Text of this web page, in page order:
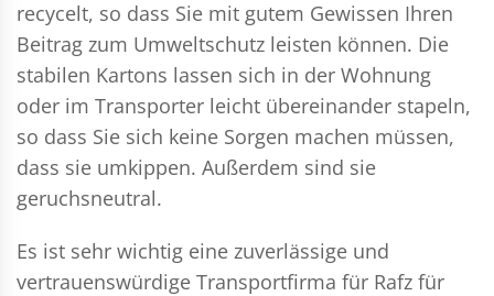
recycelt, so dass Sie mit gutem Gewissen Ihren
Beitrag zum Umweltschutz leisten können. Die
stabilen Kartons lassen sich in der Wohnung
oder im Transporter leicht übereinander stapeln,
so dass Sie sich keine Sorgen machen müssen,
dass sie umkippen. Außerdem sind sie
geruchsneutral.
Es ist sehr wichtig eine zuverlässige und
vertrauenswürdige Transportfirma für Rafz für